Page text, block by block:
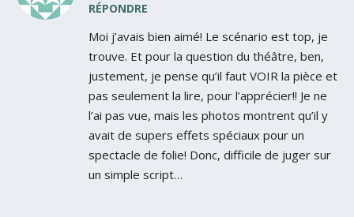
RÉPONDRE
Moi j’avais bien aimé! Le scénario est top, je
trouve. Et pour la question du théâtre, ben,
justement, je pense qu’il faut VOIR la pièce et
pas seulement la lire, pour l’apprécier!! Je ne
l’ai pas vue, mais les photos montrent qu’il y
avait de supers effets spéciaux pour un
spectacle de folie! Donc, difficile de juger sur
un simple script…